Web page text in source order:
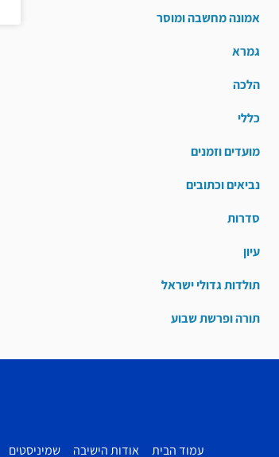
אמונה מחשבה ומוסר
גמרא
הלכה
כללי
מועדים וזמנים
נביאים וכתובים
סדרות
עיון
תולדות גדולי ישראל
תורה ופרשת שבוע
עמוד הבית אודות הישיבה שמיניסטים